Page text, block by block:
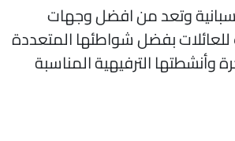
وتعد من افضل وجهات
بفضل شواطئها المتعددة
الترفيهية المناسبة